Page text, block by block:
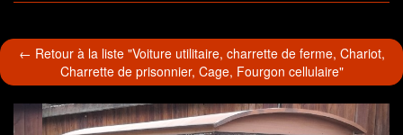
← Retour à la liste "Voiture utilitaire, charrette de ferme, Chariot,
Charrette de prisonnier, Cage, Fourgon cellulaire"